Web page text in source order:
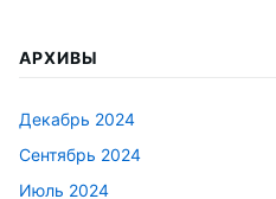
АРХИВЫ
Декабрь 2024
Сентябрь 2024
Июль 2024